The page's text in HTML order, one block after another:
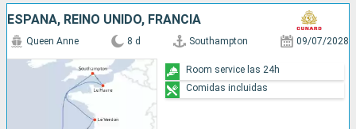
ESPAÑA, REINO UNIDO, FRANCIA
Queen Anne 8 d Southampton 09/07/2028
Room service las 24h
Comidas incluidas